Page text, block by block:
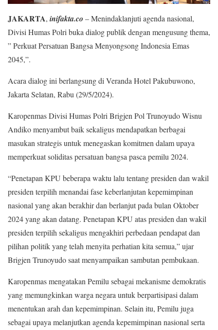
JAKARTA, inifakta.co – Menindaklanjuti agenda nasional,
Divisi Humas Polri buka dialog publik dengan mengusung thema,
” Perkuat Persatuan Bangsa Menyongsong Indonesia Emas
2045,”.
Acara dialog ini berlangsung di Veranda Hotel Pakubuwono,
Jakarta Selatan, Rabu (29/5/2024).
Karopenmas Divisi Humas Polri Brigjen Pol Trunoyudo Wisnu
Andiko menyambut baik sekaligus mendapatkan berbagai
masukan strategis untuk menegaskan komitmen dalam upaya
memperkuat soliditas persatuan bangsa pasca pemilu 2024.
“Penetapan KPU beberapa waktu lalu tentang presiden dan wakil
presiden terpilih menandai fase keberlanjutan kepemimpinan
nasional yang akan berakhir dan berlanjut pada bulan Oktober
2024 yang akan datang. Penetapan KPU atas presiden dan wakil
presiden terpilih sekaligus mengakhiri perbedaan pendapat dan
pilihan politik yang telah menyita perhatian kita semua,” ujar
Brigjen Trunoyudo saat menyampaikan sambutan pembukaan.
Karopenmas mengatakan Pemilu sebagai mekanisme demokratis
yang memungkinkan warga negara untuk berpartisipasi dalam
menentukan arah dan kepemimpinan. Selain itu, Pemilu juga
sebagai upaya melanjutkan agenda kepemimpinan nasional serta